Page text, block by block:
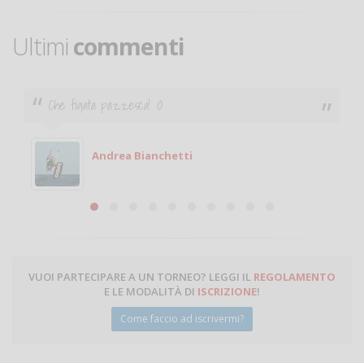
Ultimi commenti
Ciao. Sono a Treviglio da poco e vorrei tornare a
Michele
Michele Miglionico
VUOI PARTECIPARE A UN TORNEO? LEGGI IL REGOLAMENTO
E LE MODALITÀ DI ISCRIZIONE!
Come faccio ad iscrivermi?